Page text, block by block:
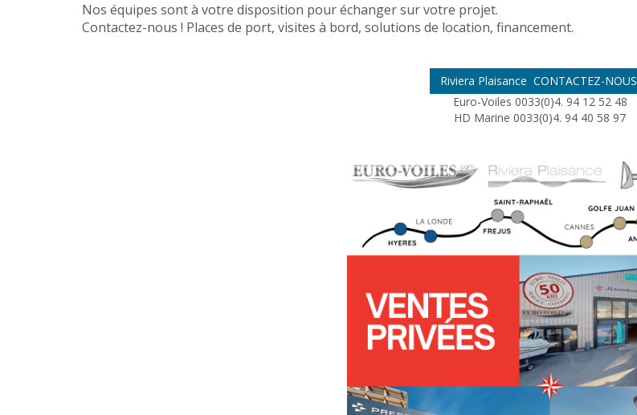
Nos équipes sont à votre disposition pour échanger sur votre projet.
Contactez-nous ! Places de port, visites à bord, solutions de location, financement.
Riviera Plaisance CONTACTEZ-NOUS
Euro-Voiles 0033(0)4. 94 12 52 48
HD Marine 0033(0)4. 94 40 58 97